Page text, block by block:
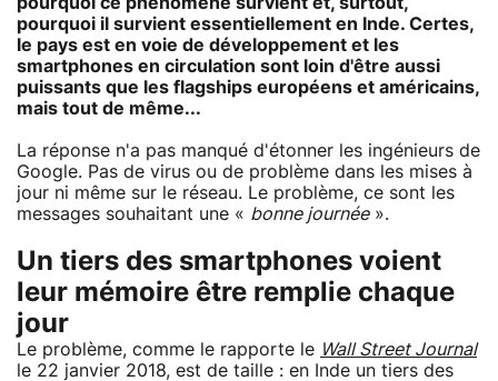
pourquoi il survient essentiellement en Inde. Certes,
le pays est en voie de développement et les
smartphones en circulation sont loin d'être aussi
puissants que les flagships européens et américains,
mais tout de même...
La réponse n'a pas manqué d'étonner les ingénieurs de
Google. Pas de virus ou de problème dans les mises à
jour ni même sur le réseau. Le problème, ce sont les
messages souhaitant une « bonne journée».
Un tiers des smartphones voient
leur mémoire être remplie chaque
jour
Le problème, comme le rapporte le Wall Street Journal
le 22 janvier 2018, est de taille : en Inde un tiers des